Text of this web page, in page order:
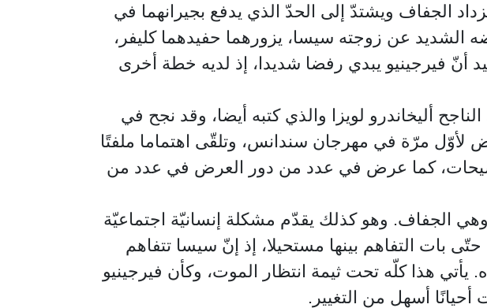
الجفاف ويشتدّ إلى الحدّ الذي يدفع بجيرانهما في
الشديد عن زوجته سيسا، يزورهما حفيدهما كليفر،
أنّ فيرجينيو يبدي رفضا شديدا، إذ لديه خطة أخرى
أليخاندرو لويزا والذي كتبه أيضا، وقد نجح في
مرّة في مهرجان سندانس، وتلقّى اهتماما ملفتًا
كما عرض في عدد من دور العرض في عدد من
الجفاف. وهو كذلك يقدّم مشكلة إنسانيّة اجتماعيّة
بات التفاهم بينها مستحيلا، إذ إنّ سيسا تتفاهم
يأتي هذا كلّه تحت ثيمة انتظار الموت، وكأن فيرجينيو
أسهل من التغيير.